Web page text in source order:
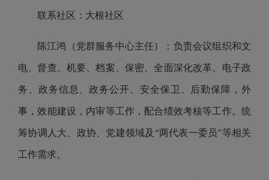
联系社区：大根社区
陈江鸿（党群服务中心主任）：负责会议组织和文
电、督查、机要、档案、保密、全面深化改革、电子政
务、政务信息、政务公开、安全保卫、后勤保障，外
事，效能建设，内审等工作，配合绩效考核等工作。统
筹协调人大、政协、党建领域及“两代表一委员”等相关
工作需求。